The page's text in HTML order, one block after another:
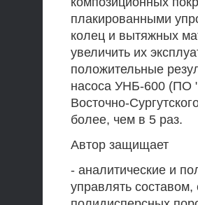
плакированными
колец и вытяжных
увеличить их
положительные
насоса УНБ-600 (ПО
Восточно-
более, чем в 5 раз.
Автор защищает
- аналитические и
управлять составом,